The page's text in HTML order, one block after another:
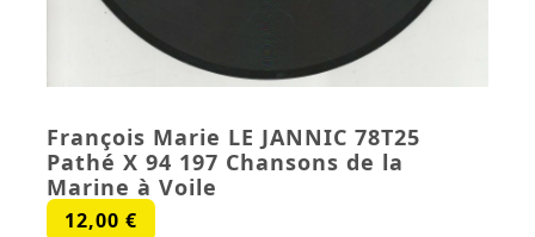
François Marie LE JANNIC 78T25
Pathé X 94 197 Chansons de la
Marine à Voile
12,00 €